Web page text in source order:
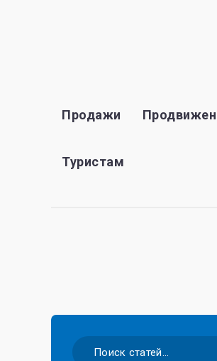
Продажи
Туристам